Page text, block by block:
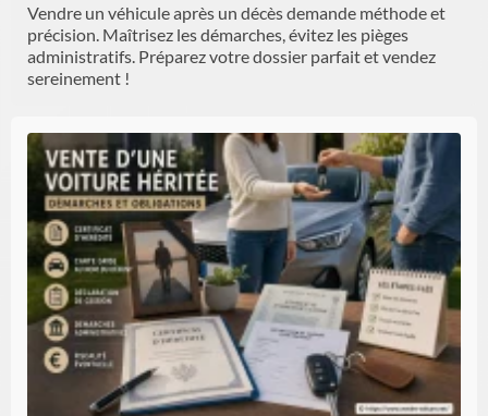
Vendre un véhicule après un décès demande méthode et
précision. Maîtrisez les démarches, évitez les pièges
administratifs. Préparez votre dossier parfait et vendez
sereinement !